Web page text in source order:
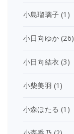
小島瑠璃子 (1)
小日向ゆか (26)
小日向結衣 (3)
小柴美羽 (1)
小森ほたる (1)